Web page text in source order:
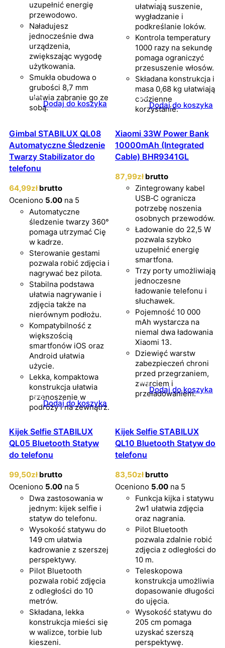
uzupełnić energię
przewodowo.
Naładujesz
jednocześnie dwa
urządzenia,
zwiększając wygodę
użytkowania.
Smukła obudowa o
grubości 8,7 mm
ułatwia zabranie go ze
sobą.Dodaj do koszyka
ułatwiają suszenie,
wygładzanie i
podkreślanie loków.
Kontrola temperatury
1000 razy na sekundę
pomaga ograniczyć
przesuszenie włosów.
Składana konstrukcja i
masa 0,68 kg ułatwiają
codzienne
korzystanie.
Dodaj do koszyka
Gimbal STABILUX QL08
Automatyczne Śledzenie
Twarzy Stabilizator do
telefonu
64,99zł brutto
Oceniono 5.00 na 5
Automatyczne
śledzenie twarzy 360°
pomaga utrzymać Cię
w kadrze.
Sterowanie gestami
pozwala robić zdjęcia i
nagrywać bez pilota.
Stabilna podstawa
ułatwia nagrywanie i
zdjęcia także na
nierównym podłożu.
Kompatybilność z
większością
smartfonów iOS oraz
Android ułatwia
użycie.
Lekka, kompaktowa
konstrukcja ułatwia
przenoszenie w
podróży i na zewnątrz.
Dodaj do koszyka
Xiaomi 33W Power Bank
10000mAh (Integrated
Cable) BHR9341GL
87,99zł brutto
Zintegrowany kabel
USB‑C ogranicza
potrzebę noszenia
osobnych przewodów.
Ładowanie do 22,5 W
pozwala szybko
uzupełnić energię
smartfona.
Trzy porty umożliwiają
jednoczesne
ładowanie telefonu i
słuchawek.
Pojemność 10 000
mAh wystarcza na
niemal dwa ładowania
Xiaomi 13.
Dziewięć warstw
zabezpieczeń chroni
przed przegrzaniem,
zwarciem i
przeładowaniem.
Dodaj do koszyka
Kijek Selfie STABILUX
QL05 Bluetooth Statyw
do telefonu
99,50zł brutto
Oceniono 5.00 na 5
Dwa zastosowania w
jednym: kijek selfie i
statyw do telefonu.
Wysokość statywu do
149 cm ułatwia
kadrowanie z szerszej
perspektywy.
Pilot Bluetooth
pozwala robić zdjęcia
z odległości do 10
metrów.
Składana, lekka
konstrukcja mieści się
w walizce, torbie lub
kieszeni.
Kijek Selfie STABILUX
QL10 Bluetooth Statyw do
telefonu
83,50zł brutto
Oceniono 5.00 na 5
Funkcja kijka i statywu
2w1 ułatwia zdjęcia
oraz nagrania.
Pilot Bluetooth
pozwala zdalnie robić
zdjęcia z odległości do
10 m.
Teleskopowa
konstrukcja umożliwia
dopasowanie długości
do ujęcia.
Wysokość statywu do
205 cm pomaga
uzyskać szerszą
perspektywę.